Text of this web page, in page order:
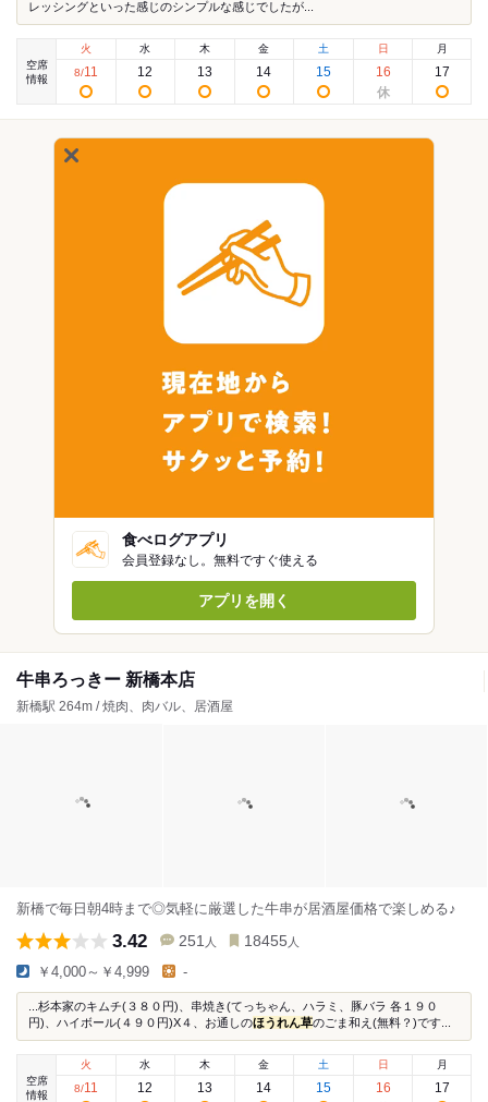
レッシングといった感じのシンプルな感じでしたが...
空席
情報
火
8/11
水
12
木
13
金
14
土
15
日
16
月
17
食べログアプリ
会員登録なし。無料ですぐ使える
アプリを開く
牛串ろっきー 新橋本店
新橋駅 264m / 焼肉、肉バル、居酒屋
新橋で毎日朝4時まで◎気軽に厳選した牛串が居酒屋価格で楽しめる♪
3.42 251 人 18455 人
￥4,000～￥4,999 -
...杉本家のキムチ(３８０円)、串焼き(てっちゃん、ハラミ、豚バラ 各１９０
円)、ハイボール(４９０円)X４、お通しのほうれん草のごま和え(無料？)です...
空席
情報
火
8/11
水
12
木
13
金
14
土
15
日
16
月
17